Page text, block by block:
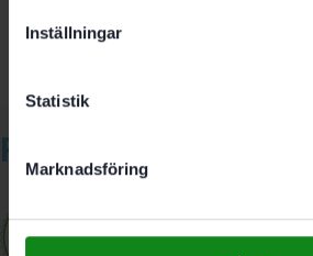
Inställningar
Statistik
Marknadsföring
för att
Relaterade produkter